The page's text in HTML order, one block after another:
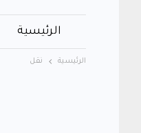
الرئيسية
الرئيسية نقل